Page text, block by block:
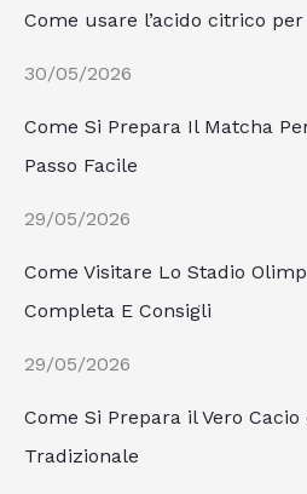
Come usare l’acido citrico
30/05/2026
Come Si Prepara Il Matcha
Passo Facile
29/05/2026
Come Visitare Lo Stadio
Completa E Consigli
29/05/2026
Come Si Prepara il Vero
Tradizionale